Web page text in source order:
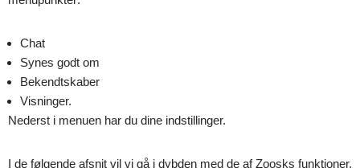
Chat
Synes godt om
Bekendtskaber
Visninger.
Nederst i menuen har du dine indstillinger.
I de følgende afsnit vil vi gå i dybden med de af Zoosks funktioner,